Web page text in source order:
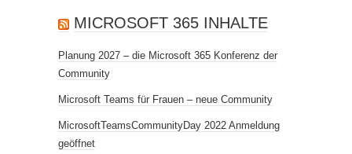
MICROSOFT 365 INHALTE
Planung 2027 – die Microsoft 365 Konferenz der
Community
Microsoft Teams für Frauen – neue Community
MicrosoftTeamsCommunityDay 2022 Anmeldung
geöffnet